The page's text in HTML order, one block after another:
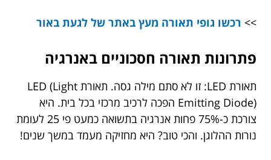
>> רכשו גופי תאורה מעץ באתר של לגעת באור
פתרונות תאורה חסכוניים באנרגיה
תאורת LED: זו לא סתם מילה גסה. תאורת LED (Light
Emitting Diode) הפכה לרכיב מרכזי בכל בית. היא
צורכת כ-75% פחות אנרגיה בתשואה כמעט פי 25 לעומת
נורות ההלוגן. והכי טוב? היא מחזיקה מעמד במשך שנים!